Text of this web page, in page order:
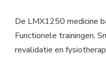
De LMX1250 medicine
Functionele trainingen,
revalidatie en